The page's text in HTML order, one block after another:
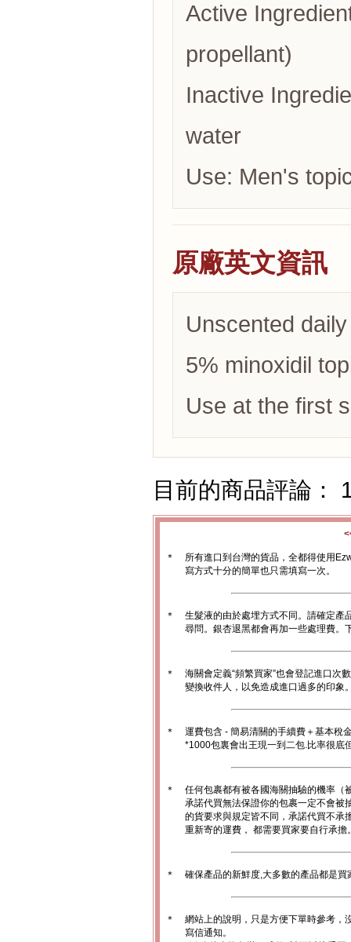
Active
propellant)
Inactive
water
Use: Men's
原廠英文資訊
Unscented
5% minoxidil
Use at the first
目前的商品評論：
＊
所有進口到台灣的貨品，全都得使用
寫方式十分的簡單也只需填寫一次。
＊
生髮液的由於處埋方式不同。請確定產
尋問。銀杏退黑都會再加一些處理費。
＊
海關會定義“頻繁買家”也會登記進口次
變換收件人，以免造成進口過多的印象
＊
運費包含 - 簡易清關的手續費＋基本稅
*1000包裏會出王現一到二包.比率很底
＊
任何包裹都有被各國海關抽驗的機率（
承諾代買無法保證你的包裹一定不會被
的貨要求與規定皆不同，承諾代買不承
重新寄的運費， 都需要買家要自行承擔
＊ 確保產品的新鮮度,大多數的產品都是
＊
網站上的說明，只是方便下單時參考，
寫信通知。